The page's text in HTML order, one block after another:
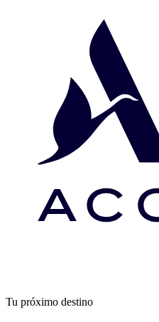
Tu próximo destino